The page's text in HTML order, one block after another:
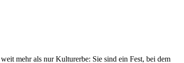
mehr als nur Kulturerbe: Sie sind ein Fest, bei dem